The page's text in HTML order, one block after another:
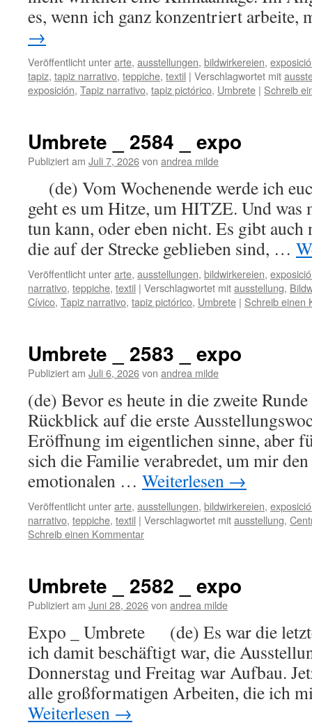
es, wenn ich ganz konzentriert
→
Veröffentlicht unterarte, ausstellungen, bildwirkereien,
tapiz, tapiz narrativo, teppiche, textil | Verschlagwortet mit
exposición, Tapiz narrativo, tapiz pictórico, Umbrete | Schreib
Umbrete _ 2584 _ expo
Publiziert am Juli 7, 2026von andrea milde
(de) Vom Wochenende werde ich
geht es um Hitze, um HITZE. Und was
tun kann, oder eben nicht. Es gibt auch
die auf der Strecke geblieben sind, …
Veröffentlicht unterarte, ausstellungen, bildwirkereien,
narrativo, teppiche, textil | Verschlagwortet mitausstellung,
Cívico, Tapiz narrativo, tapiz pictórico, Umbrete | Schreib einen
Umbrete _ 2583 _ expo
Publiziert am Juli 6, 2026von andrea milde
(de) Bevor es heute in die zweite
Rückblick auf die erste
Eröffnung im eigentlichen sinne, aber
sich die Familie verabredet, um mir
emotionalen … Weiterlesen →
Veröffentlicht unterarte, ausstellungen, bildwirkereien,
narrativo, teppiche, textil | Verschlagwortet mitausstellung,
Schreib einen Kommentar
Umbrete _ 2582 _ expo
Publiziert am Juni 28, 2026von andrea milde
Expo _ Umbrete (de) Es war die
ich damit beschäftigt war, die
Donnerstag und Freitag war Aufbau.
alle großformatigen Arbeiten, die ich
Weiterlesen →